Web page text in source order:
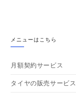
メニューはこちら
月額契約サービス
タイヤの販売サービス